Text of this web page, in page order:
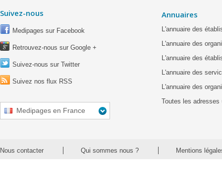
Suivez-nous
Medipages sur Facebook
Retrouvez-nous sur Google +
Suivez-nous sur Twitter
Suivez nos flux RSS
Medipages en France
Annuaires
L'annuaire des
L'annuaire des
L'annuaire des
L'annuaire des
L'annuaire des
Toutes les adresses
Nous contacter Qui sommes nous ? Mentions